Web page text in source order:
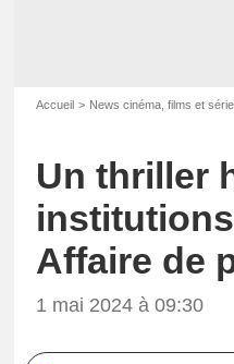
Accueil News cinéma, films et
Un thriller
institutions
Affaire de
1 mai 2024 à 09:30